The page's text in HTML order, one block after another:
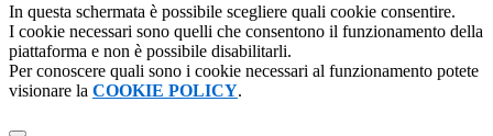
In questa schermata è possibile scegliere quali cookie consentire.
I cookie necessari sono quelli che consentono il funzionamento della
piattaforma e non è possibile disabilitarli.
Per conoscere quali sono i cookie necessari al funzionamento potete
visionare la COOKIE POLICY.